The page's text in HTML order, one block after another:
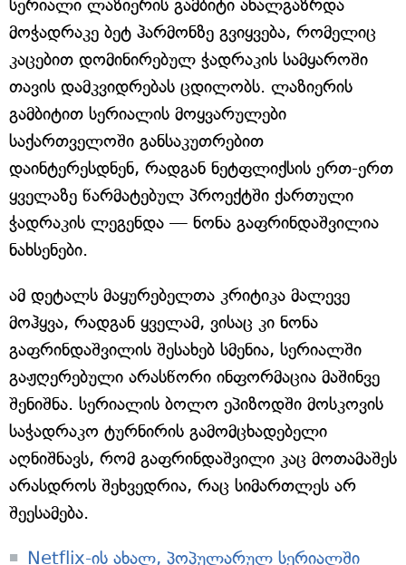
სერიალი ლაზიერის გამბიტი ახალგაზრდა
მოჭადრაკე ბეტ ჰარმონზე გვიყვება, რომელიც
კაცებით დომინირებულ ჭადრაკის სამყაროში
თავის დამკვიდრებას ცდილობს. ლაზიერის
გამბიტით სერიალის მოყვარულები
საქართველოში განსაკუთრებით
დაინტერესდნენ, რადგან ნეტფლიქსის ერთ-ერთ
ყველაზე წარმატებულ პროექტში ქართული
ჭადრაკის ლეგენდა — ნონა გაფრინდაშვილია
ნახსენები.
ამ დეტალს მაყურებელთა კრიტიკა მალევე
მოჰყვა, რადგან ყველამ, ვისაც კი ნონა
გაფრინდაშვილის შესახებ სმენია, სერიალში
გაჟღერებული არასწორი ინფორმაცია მაშინვე
შენიშნა. სერიალის ბოლო ეპიზოდში მოსკოვის
საჭადრაკო ტურნირის გამომცხადებელი
აღნიშნავს, რომ გაფრინდაშვილი კაც მოთამაშეს
არასდროს შეხვედრია, რაც სიმართლეს არ
შეესამება.
Netflix-ის ახალ, პოპულარულ სერიალში